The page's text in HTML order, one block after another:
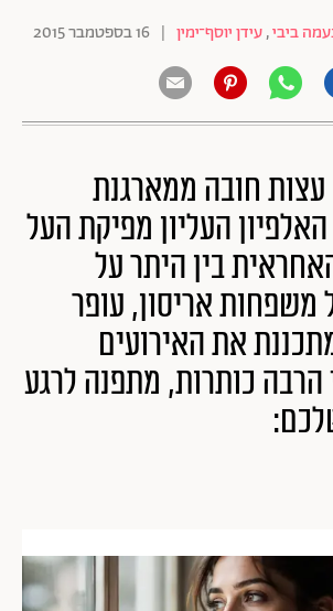
ביבי,עידן יוסף־ימין | 16 בספטמבר 2015
עצות חובה ממארגנת
העליון מפיקת העל
בין היתר על
משפחות אריסון, עופר
את האירועים
הרבה כותרות, מתפנה לרגע